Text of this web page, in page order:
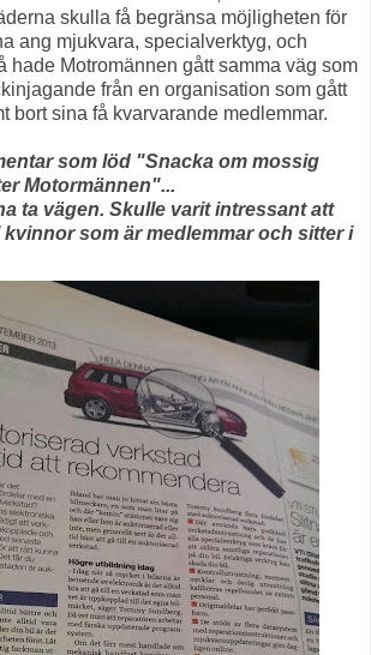
skulla få begränsa möjligheten för
ang mjukvara, specialverktyg, och
hade Motromännen gått samma väg som
från en organisation som gått
bort sina få kvarvarande medlemmar.
som löd "Snacka om mossig
Motormännen"...
ta vägen. Skulle varit intressant att
som är medlemmar och sitter i